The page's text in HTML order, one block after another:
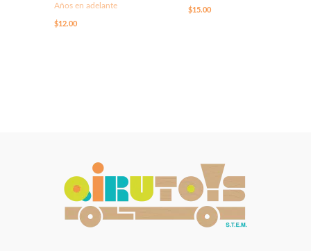
Años en adelante
$12.00
$15.00